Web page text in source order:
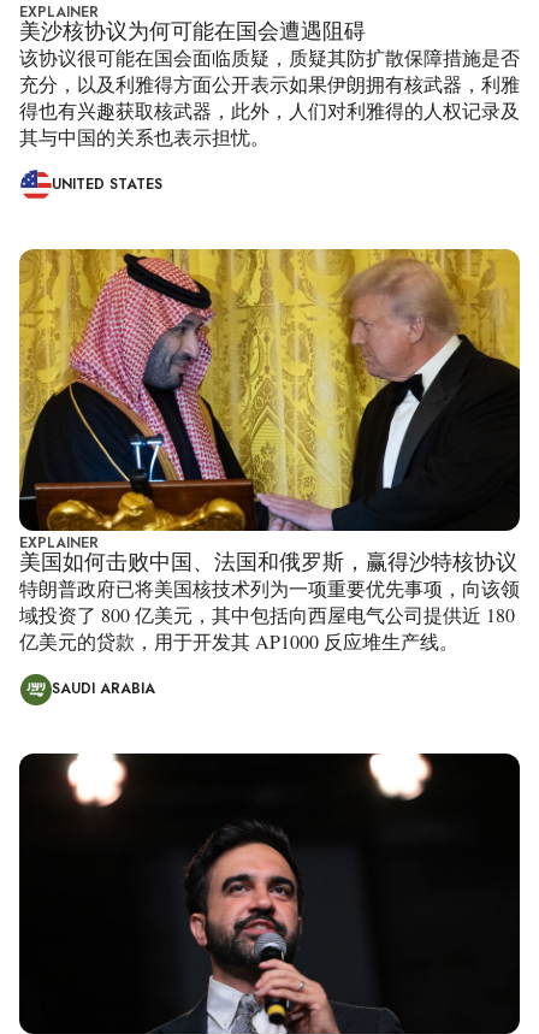
EXPLAINER
美沙核协议为何可能在国会遭遇阻碍
该协议很可能在国会面临质疑，质疑其防扩散保障措施是否
充分，以及利雅得方面公开表示如果伊朗拥有核武器，利雅
得也有兴趣获取核武器，此外，人们对利雅得的人权记录及
其与中国的关系也表示担忧。
UNITED STATES
EXPLAINER
美国如何击败中国、法国和俄罗斯，赢得沙特核协议
特朗普政府已将美国核技术列为一项重要优先事项，向该领
域投资了 800 亿美元，其中包括向西屋电气公司提供近 180
亿美元的贷款，用于开发其 AP1000 反应堆生产线。
SAUDI ARABIA